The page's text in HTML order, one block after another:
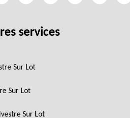
services
Sur Lot
Sur Lot
Sur Lot